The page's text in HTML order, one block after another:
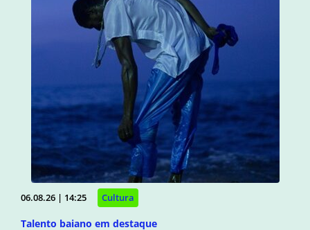
06.08.26 | 14:25 Cultura
Talento baiano em destaque